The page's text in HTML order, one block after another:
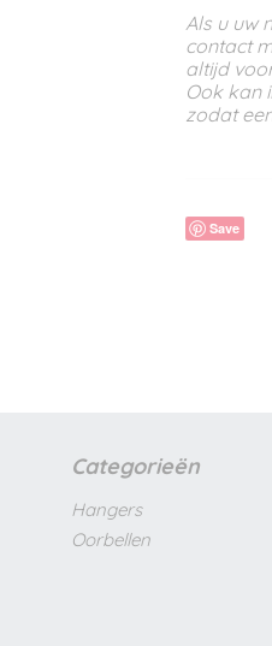
Als u uw
contact
altijd
Ook kan
zodat
Save
Categorieën
Hangers
Oorbellen